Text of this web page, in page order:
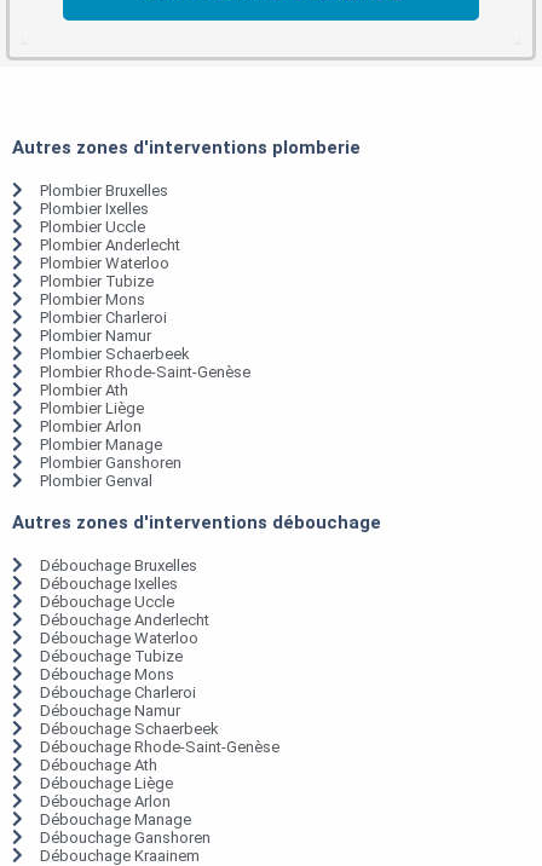
Autres zones d'interventions plomberie
Plombier Bruxelles
Plombier Ixelles
Plombier Uccle
Plombier Anderlecht
Plombier Waterloo
Plombier Tubize
Plombier Mons
Plombier Charleroi
Plombier Namur
Plombier Schaerbeek
Plombier Rhode-Saint-Genèse
Plombier Ath
Plombier Liège
Plombier Arlon
Plombier Manage
Plombier Ganshoren
Plombier Genval
Autres zones d'interventions débouchage
Débouchage Bruxelles
Débouchage Ixelles
Débouchage Uccle
Débouchage Anderlecht
Débouchage Waterloo
Débouchage Tubize
Débouchage Mons
Débouchage Charleroi
Débouchage Namur
Débouchage Schaerbeek
Débouchage Rhode-Saint-Genèse
Débouchage Ath
Débouchage Liège
Débouchage Arlon
Débouchage Manage
Débouchage Ganshoren
Débouchage Kraainem